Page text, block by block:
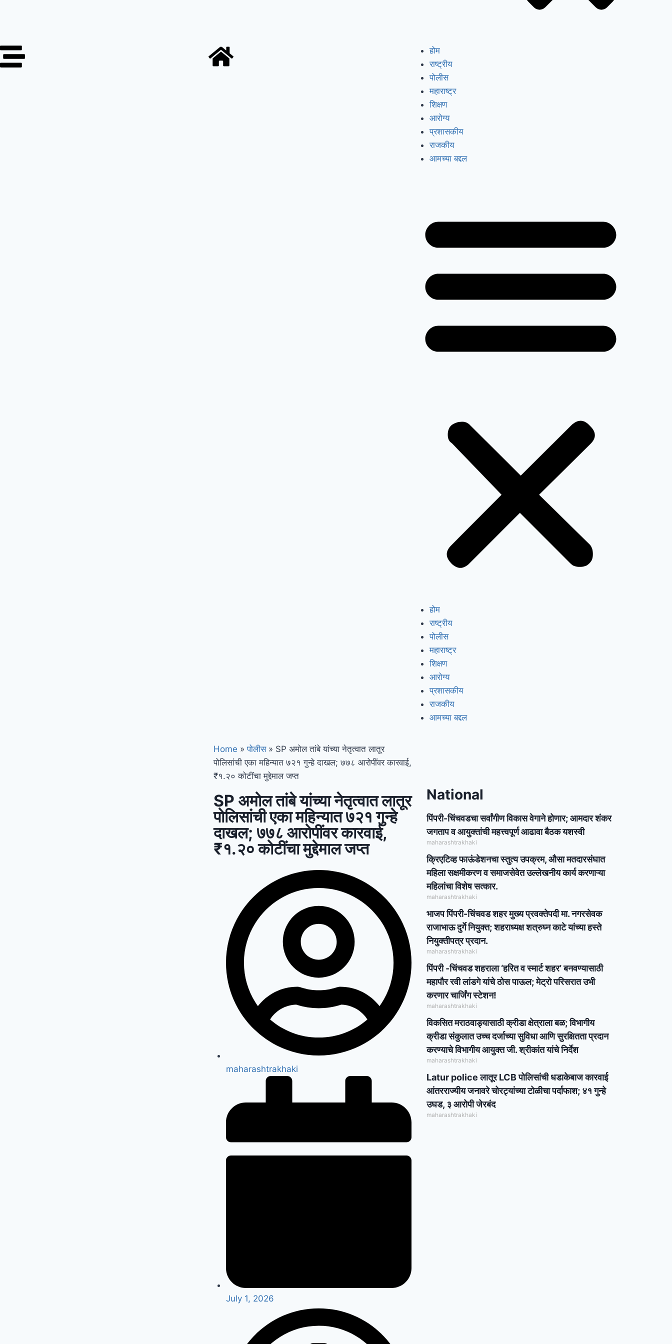
होम
राष्ट्रीय
पोलीस
महाराष्ट्र
शिक्षण
आरोग्य
प्रशासकीय
राजकीय
आमच्या बद्दल
होम
राष्ट्रीय
पोलीस
महाराष्ट्र
शिक्षण
आरोग्य
प्रशासकीय
राजकीय
आमच्या बद्दल
Home » पोलीस » SP अमोल तांबे यांच्या नेतृत्वात लातूर
पोलिसांची एका महिन्यात ७२१ गुन्हे दाखल; ७७८ आरोपींवर कारवाई,
₹१.२० कोटींचा मुद्देमाल जप्त
SP अमोल तांबे यांच्या नेतृत्वात लातूर
पोलिसांची एका महिन्यात ७२१ गुन्हे
दाखल; ७७८ आरोपींवर कारवाई,
₹१.२० कोटींचा मुद्देमाल जप्त
maharashtrakhaki
July 1, 2026
National
पिंपरी-चिंचवडचा सर्वांगीण विकास वेगाने होणार; आमदार शंकर
जगताप व आयुक्तांची महत्त्वपूर्ण आढावा बैठक यशस्वी
maharashtrakhaki
क्रिएटिव्ह फाऊंडेशनचा स्तुत्य उपक्रम, औसा मतदारसंघात
महिला सक्षमीकरण व समाजसेवेत उल्लेखनीय कार्य करणाऱ्या
महिलांचा विशेष सत्कार.
maharashtrakhaki
भाजप पिंपरी-चिंचवड शहर मुख्य प्रवक्तेपदी मा. नगरसेवक
राजाभाऊ दुर्गे नियुक्त; शहराध्यक्ष शत्रुघ्न काटे यांच्या हस्ते
नियुक्तीपत्र प्रदान.
maharashtrakhaki
पिंपरी -चिंचवड शहराला ‘हरित व स्मार्ट शहर’ बनवण्यासाठी
महापौर रवी लांडगे यांचे ठोस पाऊल; मेट्रो परिसरात उभी
करणार चार्जिंग स्टेशन!
maharashtrakhaki
विकसित मराठवाड्यासाठी क्रीडा क्षेत्राला बळ; विभागीय
क्रीडा संकुलात उच्च दर्जाच्या सुविधा आणि सुरक्षितता प्रदान
करण्याचे विभागीय आयुक्त जी. श्रीकांत यांचे निर्देश
maharashtrakhaki
Latur police लातूर LCB पोलिसांची धडाकेबाज कारवाई
आंतरराज्यीय जनावरे चोरट्यांच्या टोळीचा पर्दाफाश; ४१ गुन्हे
उघड, ३ आरोपी जेरबंद
maharashtrakhaki